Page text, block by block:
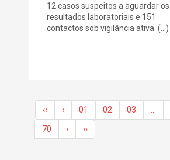
12 casos suspeitos a aguardar os
resultados laboratoriais e 151
contactos sob vigilância ativa. (...)
‹‹ ‹ 01 02 03
70 › ››